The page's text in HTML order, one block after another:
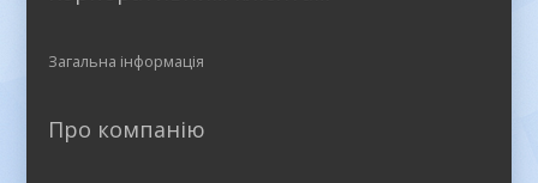
Загальна інформація
Про компанію